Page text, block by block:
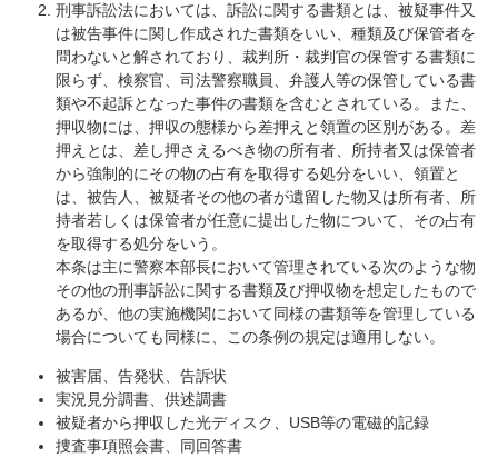
刑事訴訟法においては、訴訟に関する書類とは、被疑事件又
は被告事件に関し作成された書類をいい、種類及び保管者を
問わないと解されており、裁判所・裁判官の保管する書類に
限らず、検察官、司法警察職員、弁護人等の保管している書
類や不起訴となった事件の書類を含むとされている。また、
押収物には、押収の態様から差押えと領置の区別がある。差
押えとは、差し押さえるべき物の所有者、所持者又は保管者
から強制的にその物の占有を取得する処分をいい、領置と
は、被告人、被疑者その他の者が遺留した物又は所有者、所
持者若しくは保管者が任意に提出した物について、その占有
を取得する処分をいう。
本条は主に警察本部長において管理されている次のような物
その他の刑事訴訟に関する書類及び押収物を想定したもので
あるが、他の実施機関において同様の書類等を管理している
場合についても同様に、この条例の規定は適用しない。
被害届、告発状、告訴状
実況見分調書、供述調書
被疑者から押収した光ディスク、USB等の電磁的記録
捜査事項照会書、同回答書